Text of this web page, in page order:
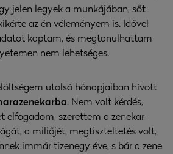
jelen legyek a munkájában, sőt
az én véleményem is. Idővel
kaptam, és megtanulhattam
nem lehetséges.
utolsó hónapjaiban hívott
. Nem volt kérdés,
elfogadom, szerettem a zenekar
a miliőjét, megtiszteltetés volt,
immár tizenegy éve, s bár a zene